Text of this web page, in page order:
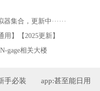
集合，更新中······
用】【2025更新】
gage相关大楼
手必装 app:甚至能日用